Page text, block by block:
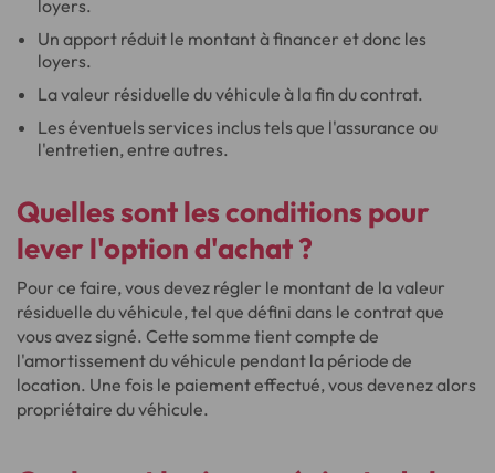
loyers.
Un apport réduit le montant à financer et donc les
loyers.
La valeur résiduelle du véhicule à la fin du contrat.
Les éventuels services inclus tels que l'assurance ou
l'entretien, entre autres.
Quelles sont les conditions pour
lever l'option d'achat ?
Pour ce faire, vous devez régler le montant de la valeur
résiduelle du véhicule, tel que défini dans le contrat que
vous avez signé. Cette somme tient compte de
l'amortissement du véhicule pendant la période de
location. Une fois le paiement effectué, vous devenez alors
propriétaire du véhicule.